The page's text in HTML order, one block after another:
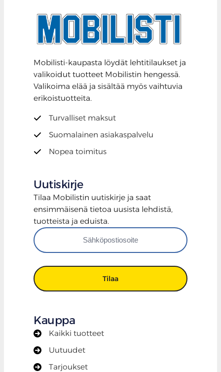
Mobilisti-kaupasta löydät lehtitilaukset ja
valikoidut tuotteet Mobilistin hengessä.
Valikoima elää ja sisältää myös vaihtuvia
erikoistuotteita.
Turvalliset maksut
Suomalainen asiakaspalvelu
Nopea toimitus
Kauppa
Kaikki tuotteet
Uutuudet
Tarjoukset
Uutiskirje
Tilaa Mobilistin uutiskirje ja saat
ensimmäisenä tietoa uusista lehdistä,
tuotteista ja eduista.
Tilaa
uutiskirje
Tilaa